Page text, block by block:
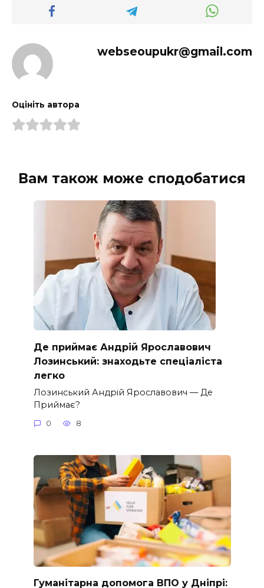
webseoupukr@gmail.com
Оцініть автора
Вам також може сподобатися
Де приймає Андрій Ярославович
Лозинський: знаходьте спеціаліста
легко
Лозинський Андрій Ярославович — Де
Приймає?
0 8
Гуманітарна допомога ВПО у Дніпрі: